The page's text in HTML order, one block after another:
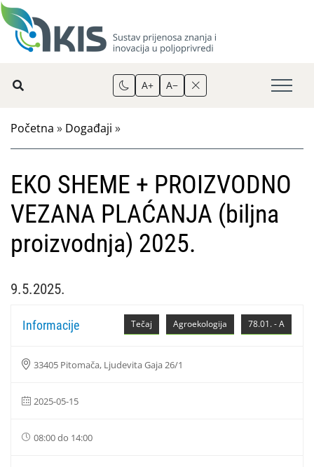
A+ A−
Početna » Događaji »
EKO SHEME + PROIZVODNO
VEZANA PLAĆANJA (biljna
proizvodnja) 2025.
9.5.2025.
78.01. - A
Agroekologija
Tečaj
Informacije
33405 Pitomača, Ljudevita Gaja 26/1
2025-05-15
08:00 do 14:00